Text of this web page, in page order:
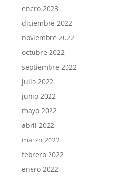
enero 2023
diciembre 2022
noviembre 2022
octubre 2022
septiembre 2022
julio 2022
junio 2022
mayo 2022
abril 2022
marzo 2022
febrero 2022
enero 2022